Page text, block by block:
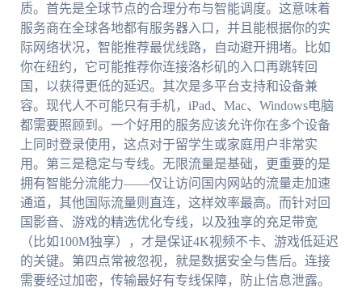
质。首先是全球节点的合理分布与智能调度。这意味着
服务商在全球各地都有服务器入口，并且能根据你的实
际网络状况，智能推荐最优线路，自动避开拥堵。比如
你在纽约，它可能推荐你连接洛杉矶的入口再跳转回
国，以获得更低的延迟。其次是多平台支持和设备兼
容。现代人不可能只有手机，iPad、Mac、Windows电脑
都需要照顾到。一个好用的服务应该允许你在多个设备
上同时登录使用，这点对于留学生或家庭用户非常实
用。第三是稳定与专线。无限流量是基础，更重要的是
拥有智能分流能力——仅让访问国内网站的流量走加速
通道，其他国际流量则直连，这样效率最高。而针对回
国影音、游戏的精选优化专线，以及独享的充足带宽
（比如100M独享），才是保证4K视频不卡、游戏低延迟
的关键。第四点常被忽视，就是数据安全与售后。连接
需要经过加密，传输最好有专线保障，防止信息泄露。